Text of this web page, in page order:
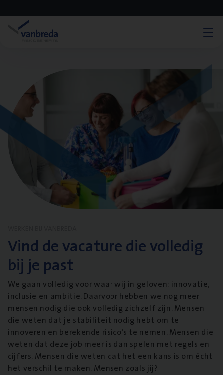
Vind de vacature die volledig
bij je past
We gaan volledig voor waar wij in geloven: innovatie,
inclusie en ambitie. Daarvoor hebben we nog meer
mensen nodig die ook volledig zichzelf zijn. Mensen
die weten dat je stabiliteit nodig hebt om te
innoveren en berekende risico’s te nemen. Mensen die
weten dat deze job meer is dan spelen met regels en
cijfers. Mensen die weten dat het een kans is om écht
het verschil te maken. Mensen zoals jij?